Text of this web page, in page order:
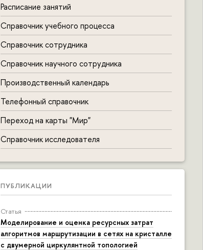
Расписание занятий
Справочник учебного процесса
Справочник сотрудника
Справочник научного сотрудника
Производственный календарь
Телефонный справочник
Переход на карты "Мир"
Справочник исследователя
ПУБЛИКАЦИИ
Статья
Моделирование и оценка ресурсных затрат
алгоритмов маршрутизации в сетях на кристалле
с двумерной циркулянтной топологией